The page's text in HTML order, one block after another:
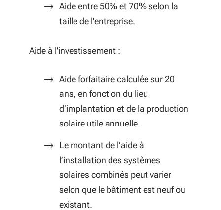
Aide entre 50% et 70% selon la
taille de l'entreprise.
Aide à l'investissement :
Aide forfaitaire calculée sur 20
ans, en fonction du lieu
d’implantation et de la production
solaire utile annuelle.
Le montant de l’aide à
l’installation des systèmes
solaires combinés peut varier
selon que le bâtiment est neuf ou
existant.